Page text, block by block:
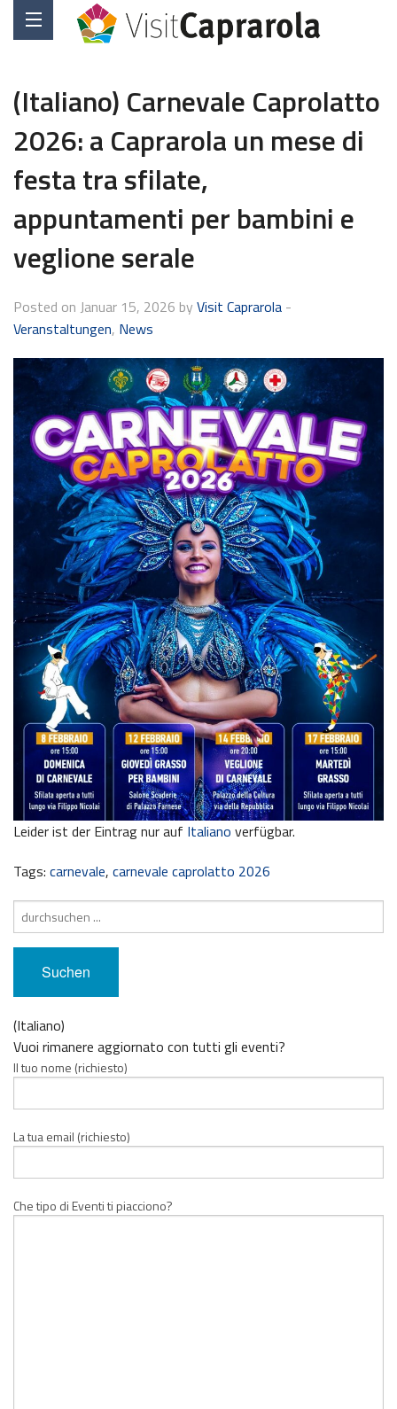
(Italiano) Carnevale Caprolatto
2026: a Caprarola un mese di
festa tra sfilate,
appuntamenti per bambini e
veglione serale
Posted on Januar 15, 2026 by Visit Caprarola -
Veranstaltungen, News
Leider ist der Eintrag nur auf Italiano verfügbar.
Tags: carnevale, carnevale caprolatto 2026
Suche
nach:
(Italiano)
Vuoi rimanere aggiornato con tutti gli eventi?
Il tuo nome (richiesto)
La tua email (richiesto)
Che tipo di Eventi ti piacciono?